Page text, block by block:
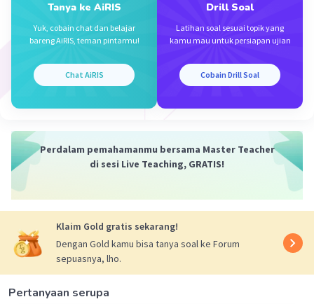
Tanya ke AiRIS
Yuk, cobain chat dan belajar
bareng AiRIS, teman pintarmu!
Chat AiRIS
Drill Soal
Latihan soal sesuai topik yang
kamu mau untuk persiapan ujian
Cobain Drill Soal
Perdalam pemahamanmu bersama Master Teacher
di sesi Live Teaching, GRATIS!
Klaim Gold gratis sekarang!
Dengan Gold kamu bisa tanya soal ke Forum
sepuasnya, lho.
Pertanyaan serupa